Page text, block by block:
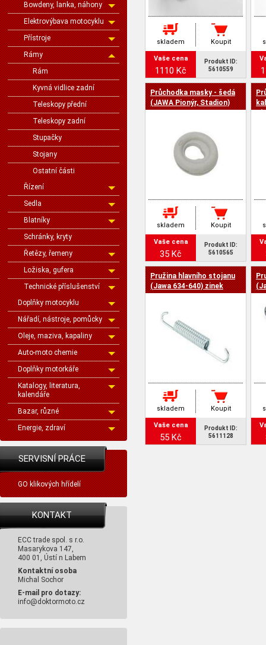
Bowdeny, lanka, náhony
Elektrovýbava motocyklu
Přístroje
Rámy
Rám
Kyvná vidlice zadní
Teleskopy přední
Teleskopy zadní
Stupačky
Stojany
Ostatní části
Řízení
Sedla
Blatníky
Schránky, kryty
Řetězy, řemeny
Ložiska, gufera
Technické příslušenství
Doplňky motocyklu
Nářadí, nástroje, pomůcky
Oleje, maziva, kapaliny
Auto-moto chemie
Doplňky motorkáře
Katalogy, literatura,
kalendáře
Bazar, různé
Energie, zdraví
SERVISNÍ PRÁCE
GO klikových hřídelí
KONTAKT
ECC trade spol. s r.o.
Masarykova 147,
400 01, Ústí n Labem
Kontaktní osoba
Michal Sochor
E-mail pro dotazy:
info@doktormoto.cz
skladem Koupit
Vaše cena
1110 Kč
Produkt ID:
5610559
Průchodka masky - šedá
(JAWA Pionýr, Stadion)
skladem Koupit
Vaše cena
35 Kč
Produkt ID:
5610565
Pružina hlavního stojanu
(Jawa 634-640) zinek
skladem Koupit
Vaše cena
55 Kč
Produkt ID:
5611128